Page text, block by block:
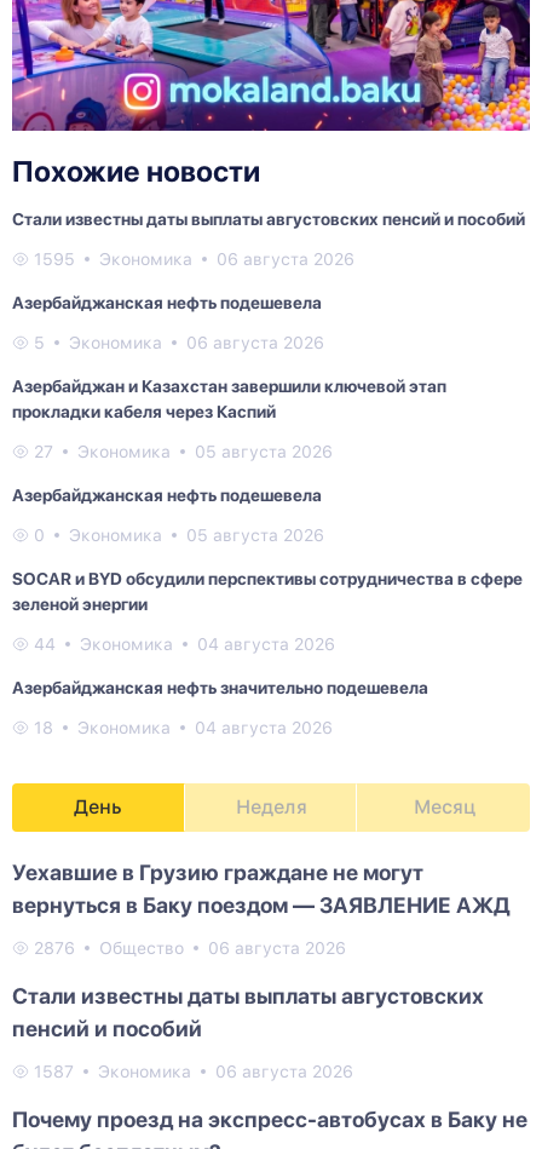
Похожие новости
Стали известны даты выплаты августовских пенсий и пособий
1595 Экономика 06 августа 2026
Азербайджанская нефть подешевела
5 Экономика 06 августа 2026
Азербайджан и Казахстан завершили ключевой этап
прокладки кабеля через Каспий
27 Экономика 05 августа 2026
Азербайджанская нефть подешевела
0 Экономика 05 августа 2026
SOCAR и BYD обсудили перспективы сотрудничества в сфере
зеленой энергии
44 Экономика 04 августа 2026
Азербайджанская нефть значительно подешевела
18 Экономика 04 августа 2026
День Неделя Месяц
Уехавшие в Грузию граждане не могут
вернуться в Баку поездом — ЗАЯВЛЕНИЕ АЖД
2876 Общество 06 августа 2026
Стали известны даты выплаты августовских
пенсий и пособий
1587 Экономика 06 августа 2026
Почему проезд на экспресс-автобусах в Баку не